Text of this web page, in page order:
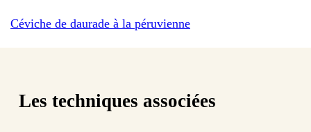
Céviche de daurade à la péruvienne
Les techniques associées